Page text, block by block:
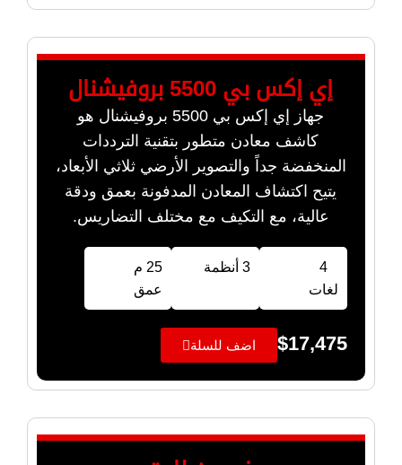
إي إكس بي 5500 بروفيشنال
جهاز إي إكس بي 5500 بروفيشنال هو
كاشف معادن متطور بتقنية الترددات
المنخفضة جداً والتصوير الأرضي ثلاثي الأبعاد،
يتيح اكتشاف المعادن المدفونة بعمق ودقة
عالية، مع التكيف مع مختلف التضاريس.
4
لغات
3 أنظمة
25 م
عمق
$17,475 اضف للسلة